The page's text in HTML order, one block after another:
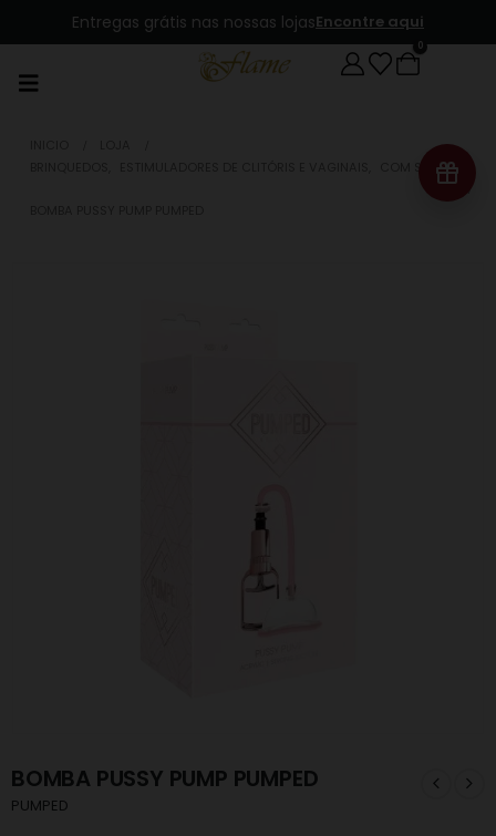
Entregas grátis nas nossas lojasEncontre aqui
0
COM SUCÇÃO
BOMBA PUSSY PUMP PUMPED
PUMPED